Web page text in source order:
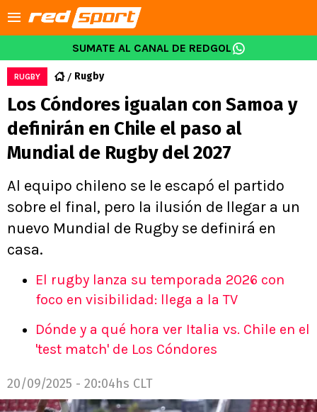
SUMATE AL CANAL DE REDGOL
RUGBY Rugby
Los Cóndores igualan con Samoa y
definirán en Chile el paso al
Mundial de Rugby del 2027
Al equipo chileno se le escapó el partido
sobre el final, pero la ilusión de llegar a un
nuevo Mundial de Rugby se definirá en
casa.
El rugby lanza su temporada 2026 con
foco en visibilidad: llega a la TV
Dónde y a qué hora ver Italia vs. Chile en el
'test match' de Los Cóndores
20/09/2025 - 20:04hs CLT